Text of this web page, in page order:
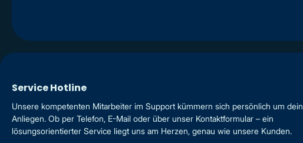
Service Hotline
Unsere kompetenten Mitarbeiter im Support kümmern sich persönlich um dein
Anliegen. Ob per Telefon, E-Mail oder über unser Kontaktformular – ein
lösungsorientierter Service liegt uns am Herzen, genau wie unsere Kunden.